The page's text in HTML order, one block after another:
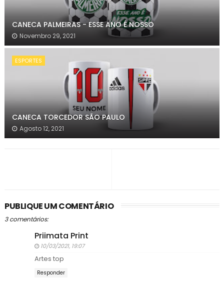
CANECA PALMEIRAS - ESSE ANO É NOSSO
Novembro 29, 2021
ESPORTES
CANECA TORCEDOR SÃO PAULO
Agosto 12, 2021
PUBLIQUE UM COMENTÁRIO
3 comentários:
Priimata Print
10/03/2021, 19:07
Artes top
Responder